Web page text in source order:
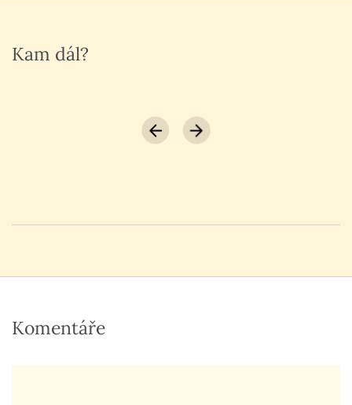
Kam dál?
Komentáře